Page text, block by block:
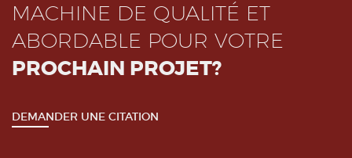
MACHINE DE QUALITÉ ET
ABORDABLE POUR VOTRE
PROCHAIN PROJET?
DEMANDER UNE CITATION